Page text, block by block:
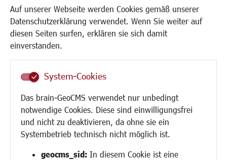
Auf unserer Webseite werden Cookies gemäß unserer
Datenschutzerklärung verwendet. Wenn Sie weiter auf
diesen Seiten surfen, erklären sie sich damit
einverstanden.
System-Cookies
Das brain-GeoCMS verwendet nur unbedingt
notwendige Cookies. Diese sind einwilligungsfrei
und nicht zu deaktivieren, da ohne sie ein
Systembetrieb technisch nicht möglich ist.
geocms_sid: In diesem Cookie ist eine
Kinderbetreuung
Kinder und Jugend
Institutionen für Familien
Frauen
Schule
Demokratie leben
Ukrainehilfe
Hilfe für Geflüchtete
Religion